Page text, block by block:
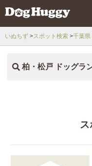
いぬちず スポット検索 千葉県
柏・松戸 ドッグラ